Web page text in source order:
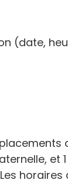
(date,
et
Les